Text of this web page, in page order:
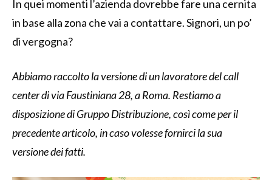
In quei momenti l’azienda dovrebbe fare una cernita
in base alla zona che vai a contattare. Signori, un po’
di vergogna?
Abbiamo raccolto la versione di un lavoratore del call
center di via Faustiniana 28, a Roma. Restiamo a
disposizione di Gruppo Distribuzione, così come per il
precedente articolo, in caso volesse fornirci la sua
versione dei fatti.